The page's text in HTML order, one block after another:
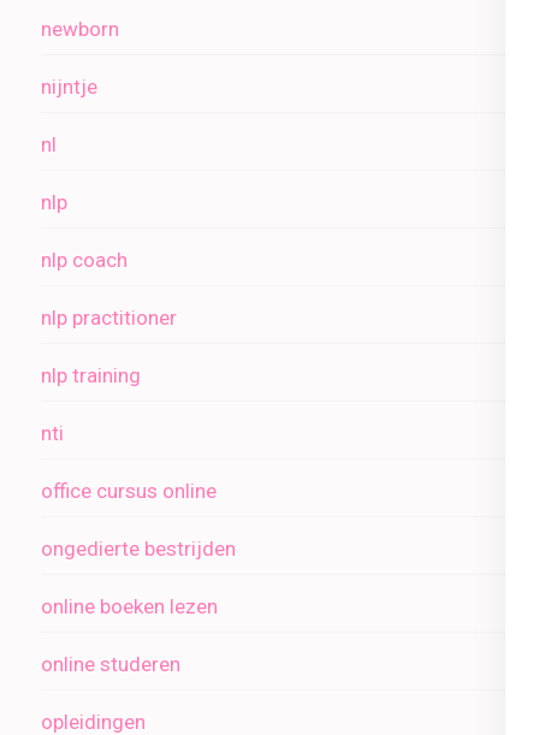
newborn
nijntje
nl
nlp
nlp coach
nlp practitioner
nlp training
nti
office cursus online
ongedierte bestrijden
online boeken lezen
online studeren
opleidingen